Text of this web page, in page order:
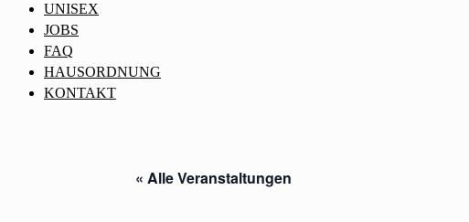
UNISEX
JOBS
FAQ
HAUSORDNUNG
KONTAKT
« Alle Veranstaltungen